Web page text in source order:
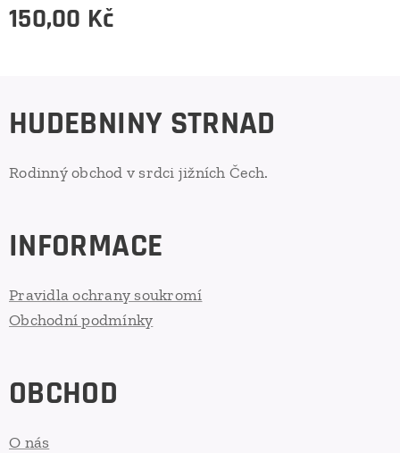
150,00 Kč
HUDEBNINY STRNAD
Rodinný obchod v srdci jižních Čech.
INFORMACE
Pravidla ochrany soukromí
Obchodní podmínky
OBCHOD
O nás